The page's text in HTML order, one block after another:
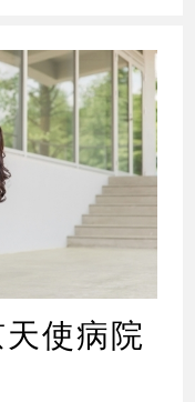
使病院